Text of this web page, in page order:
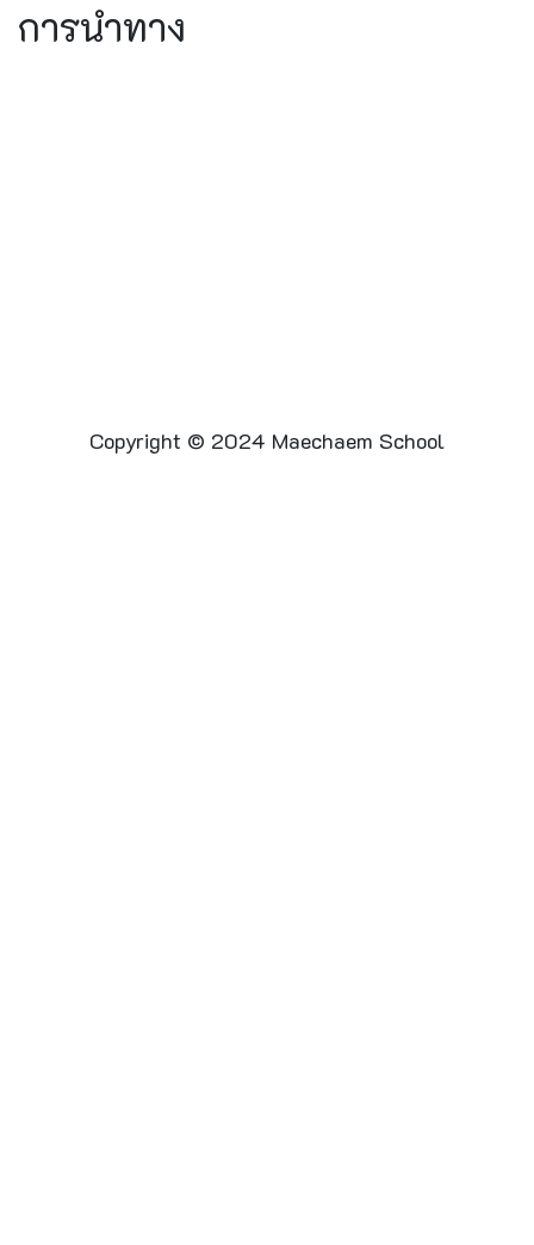
การนำทาง
Copyright © 2024 Maechaem School